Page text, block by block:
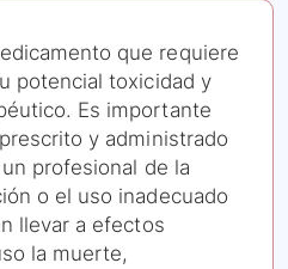
que requiere
potencial toxicidad y
Es importante
y administrado
profesional de la
o el uso inadecuado
llevar a efectos
la muerte,